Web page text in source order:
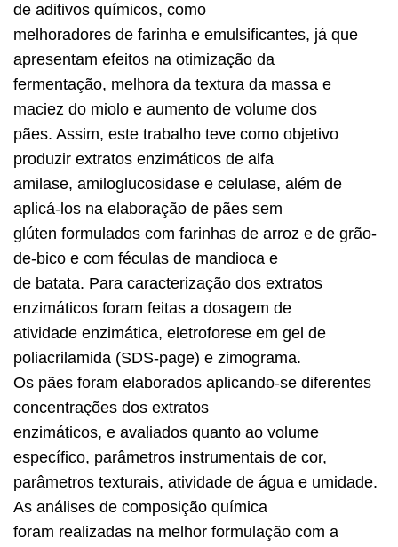
de aditivos químicos, como
melhoradores de farinha e emulsificantes, já que
apresentam efeitos na otimização da
fermentação, melhora da textura da massa e
maciez do miolo e aumento de volume dos
pães. Assim, este trabalho teve como objetivo
produzir extratos enzimáticos de alfa
amilase, amiloglucosidase e celulase, além de
aplicá-los na elaboração de pães sem
glúten formulados com farinhas de arroz e de grão-
de-bico e com féculas de mandioca e
de batata. Para caracterização dos extratos
enzimáticos foram feitas a dosagem de
atividade enzimática, eletroforese em gel de
poliacrilamida (SDS-page) e zimograma.
Os pães foram elaborados aplicando-se diferentes
concentrações dos extratos
enzimáticos, e avaliados quanto ao volume
específico, parâmetros instrumentais de cor,
parâmetros texturais, atividade de água e umidade.
As análises de composição química
foram realizadas na melhor formulação com a